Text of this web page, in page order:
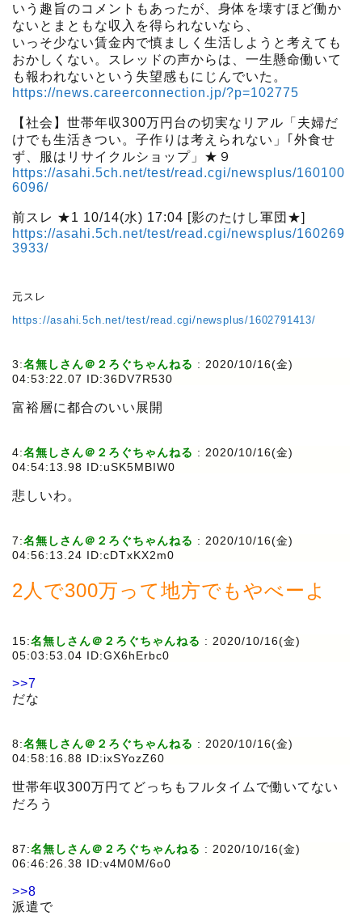
いう趣旨のコメントもあったが、身体を壊すほど働か
ないとまともな収入を得られないなら、
いっそ少ない賃金内で慎ましく生活しようと考えても
おかしくない。スレッドの声からは、一生懸命働いて
も報われないという失望感もにじんでいた。
https://news.careerconnection.jp/?p=102775
【社会】世帯年収300万円台の切実なリアル「夫婦だ
けでも生活きつい。子作りは考えられない」｢外食せ
ず、服はリサイクルショップ」★９
https://asahi.5ch.net/test/read.cgi/newsplus/160100
6096/
前スレ ★1 10/14(水) 17:04 [影のたけし軍団★]
https://asahi.5ch.net/test/read.cgi/newsplus/160269
3933/
元スレ
https://asahi.5ch.net/test/read.cgi/newsplus/1602791413/
3:名無しさん＠２ろぐちゃんねる : 2020/10/16(金)
04:53:22.07 ID:36DV7R530
富裕層に都合のいい展開
4:名無しさん＠２ろぐちゃんねる : 2020/10/16(金)
04:54:13.98 ID:uSK5MBIW0
悲しいわ。
7:名無しさん＠２ろぐちゃんねる : 2020/10/16(金)
04:56:13.24 ID:cDTxKX2m0
2人で300万って地方でもやべーよ
15:名無しさん＠２ろぐちゃんねる : 2020/10/16(金)
05:03:53.04 ID:GX6hErbc0
>>7
だな
8:名無しさん＠２ろぐちゃんねる : 2020/10/16(金)
04:58:16.88 ID:ixSYozZ60
世帯年収300万円てどっちもフルタイムで働いてない
だろう
87:名無しさん＠２ろぐちゃんねる : 2020/10/16(金)
06:46:26.38 ID:v4M0M/6o0
>>8
派遣で